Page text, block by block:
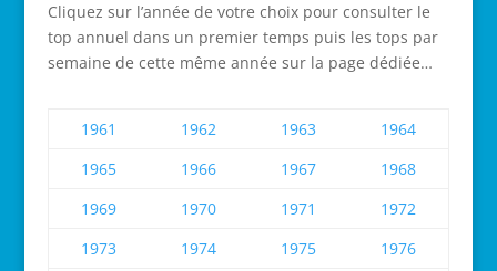
Cliquez sur l’année de votre choix pour consulter le
top annuel dans un premier temps puis les tops par
semaine de cette même année sur la page dédiée…
1961 1962 1963
1964
1965
1966 1967
1968
1969
1970 1971
1972
1973
1974 1975
1976